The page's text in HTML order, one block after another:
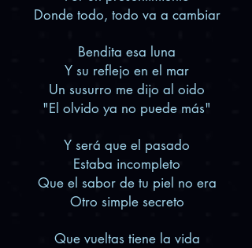
Donde todo, todo va a cambiar
Bendita esa luna
Y su reflejo en el mar
Un susurro me dijo al oido
"El olvido ya no puede más"
Y será que el pasado
Estaba incompleto
Que el sabor de tu piel no era
Otro simple secreto
Que vueltas tiene la vida